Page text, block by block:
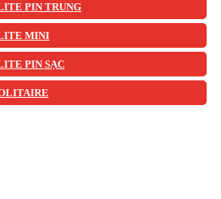
PIN TRUNG
MINI
PIN SẠC